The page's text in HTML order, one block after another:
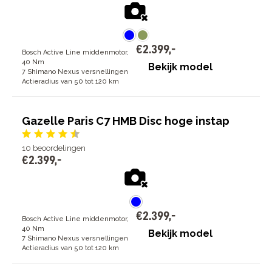
Bosch Active Line middenmotor,
40 Nm
7 Shimano Nexus versnellingen
Actieradius van 50 tot 120 km
€2.399,-
Bekijk model
Gazelle Paris C7 HMB Disc hoge instap
10 beoordelingen
€2.399,-
Bosch Active Line middenmotor,
40 Nm
7 Shimano Nexus versnellingen
Actieradius van 50 tot 120 km
€2.399,-
Bekijk model